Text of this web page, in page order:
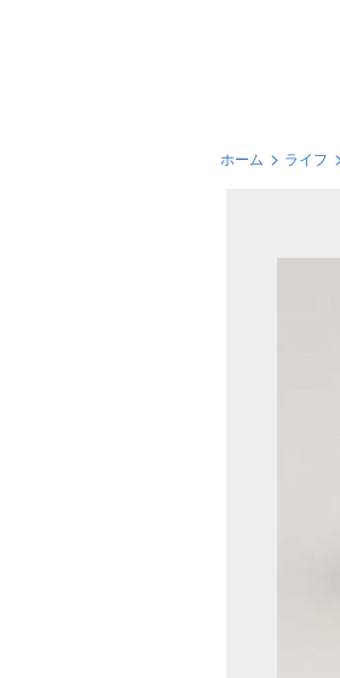
ホーム ライフ